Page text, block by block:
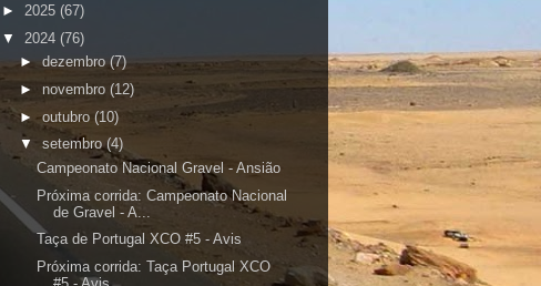
► 2025 (67)
▼ 2024 (76)
►dezembro(7)
► novembro (12)
►outubro (10)
▼ setembro(4)
Campeonato Nacional Gravel - Ansião
Próxima corrida: Campeonato Nacional
de Gravel - A...
Taça de Portugal XCO #5 - Avis
Próxima corrida: Taça Portugal XCO